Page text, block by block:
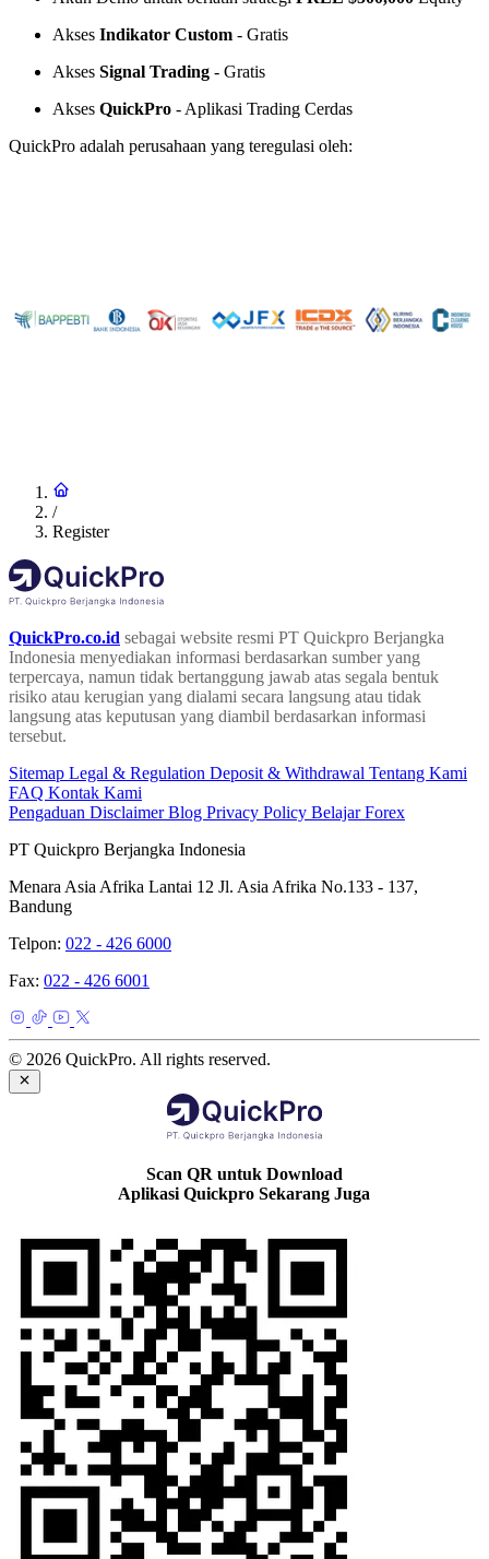
Akses Indikator Custom - Gratis
Akses Signal Trading - Gratis
Akses QuickPro - Aplikasi Trading Cerdas
QuickPro adalah perusahaan yang teregulasi oleh:
/
Register
QuickPro.co.id sebagai website resmi PT Quickpro Berjangka
Indonesia menyediakan informasi berdasarkan sumber yang
terpercaya, namun tidak bertanggung jawab atas segala bentuk
risiko atau kerugian yang dialami secara langsung atau tidak
langsung atas keputusan yang diambil berdasarkan informasi
tersebut.
Sitemap Legal & Regulation Deposit & Withdrawal Tentang Kami
FAQ Kontak Kami
Pengaduan DisclaimerBlog Privacy Policy Belajar Forex
PT Quickpro Berjangka Indonesia
Menara Asia Afrika Lantai 12 Jl. Asia Afrika No.133 - 137,
Bandung
Telpon: 022 - 426 6000
Fax: 022 - 426 6001
© 2026 QuickPro. All rights reserved.
Scan QR untuk Download
Aplikasi Quickpro Sekarang Juga